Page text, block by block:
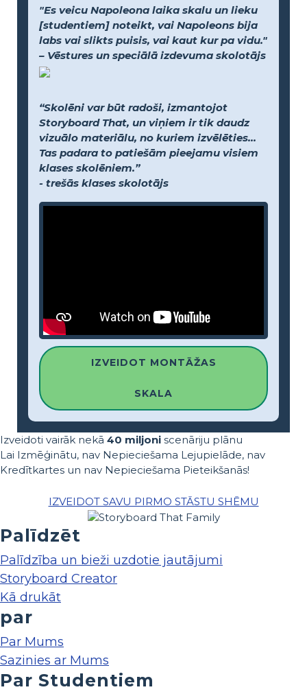
"Es veicu Napoleona laika skalu un lieku
[studentiem] noteikt, vai Napoleons bija
labs vai slikts puisis, vai kaut kur pa vidu."
– Vēstures un speciālā izdevuma skolotājs
“Skolēni var būt radoši, izmantojot
Storyboard That, un viņiem ir tik daudz
vizuālo materiālu, no kuriem izvēlēties...
Tas padara to patiešām pieejamu visiem
klases skolēniem.”
- trešās klases skolotājs
IZVEIDOT MONTĀŽAS
SKALA
Izveidoti vairāk nekā 40 miljoni scenāriju plānu
Lai Izmēģinātu, nav Nepieciešama Lejupielāde, nav
Kredītkartes un nav Nepieciešama Pieteikšanās!
IZVEIDOT SAVU PIRMO STĀSTU SHĒMU
Palīdzēt
Palīdzība un bieži uzdotie jautājumi
Storyboard Creator
Kā drukāt
par
Par Mums
Sazinies ar Mums
Par Studentiem